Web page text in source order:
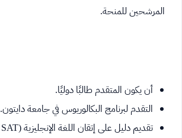
المرشحين للمنحة.
أن يكون المتقدم طالبًا دوليًا.
التقدم لبرنامج البكالوريوس في جامعة دايتون.
تقديم دليل على إتقان اللغة الإنجليزية (TOEFL، IELTS، PTE، SAT، أو ACT).